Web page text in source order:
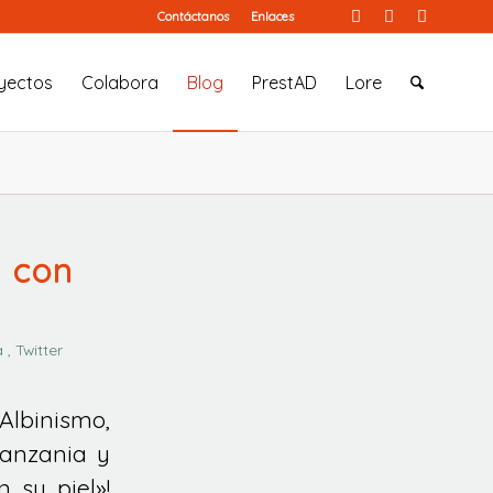
Contáctanos Enlaces
Colabora Blog PrestAD Lore
con
, Twitter
y